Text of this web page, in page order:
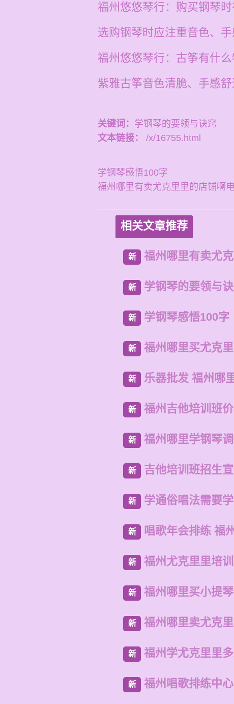
福州悠悠琴行：购买钢琴时
选购钢琴时应注重音色、
福州悠悠琴行：古筝有什么
紫雅古筝音色清脆、手感
关键词： 学钢琴的要领与诀窍
文本链接：
/x/16755.html
学钢琴感悟100字
福州哪里有卖尤克里里的店铺啊
相关文章推荐
新 福州哪里有卖尤
新 学钢琴的要领与
新 学钢琴感悟100字
新 福州哪里买尤克
新 乐器批发 福州哪
新 福州吉他培训班
新 福州哪里学钢琴
新 吉他培训班招生
新 学通俗唱法需要
新 唱歌年会排练 福
新 福州尤克里里培
新 福州哪里买小提
新 福州哪里卖尤克
新 福州学尤克里里
新 福州唱歌排练中